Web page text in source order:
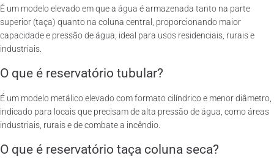
É um modelo elevado em que a água é armazenada tanto na parte
superior (taça) quanto na coluna central, proporcionando maior
capacidade e pressão de água, ideal para usos residenciais, rurais e
industriais.
O que é reservatório tubular?
É um modelo metálico elevado com formato cilíndrico e menor diâmetro,
indicado para locais que precisam de alta pressão de água, como áreas
industriais, rurais e de combate a incêndio.
O que é reservatório taça coluna seca?